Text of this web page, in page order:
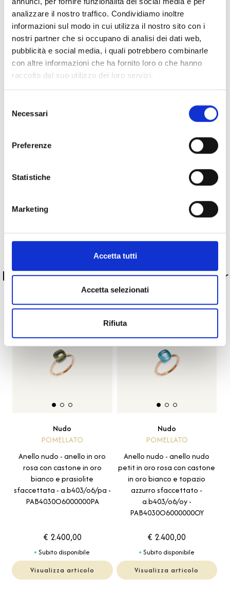
analizzare il nostro traffico. Condividiamo inoltre
informazioni sul modo in cui utilizza il nostro sito con i
nostri partner che si occupano di analisi dei dati web,
pubblicità e social media, i quali potrebbero combinarle
con altre informazioni che ha fornito loro o che hanno
raccolto dal suo utilizzo dei loro servizi.
delNecessari
Preferenze
Statistiche
Marketing
Accetta tutti
Accetta selezionati
Rifiuta
Spedizione Gratuita
Specifiche Tecniche
Marchio
Codice
Pietre preziose
PRODOTTI SIMILI
La nostra selezione di prodotti scelti per
te
Nudo
POMELLATO
Anello nudo - anello in oro
rosa con castone in oro
bianco e prasiolite
sfaccettata - a.b403/o6/pa -
PAB4030O6000000PA
€ 2.400,00
Subito disponibile
Visualizza articolo
Nudo
POMELLATO
Anello nudo - anello nudo
petit in oro rosa con castone
in oro bianco e topazio
azzurro sfaccettato -
a.b403/o6/oy -
PAB4030O6000000OY
€ 2.400,00
Subito disponibile
Visualizza articolo